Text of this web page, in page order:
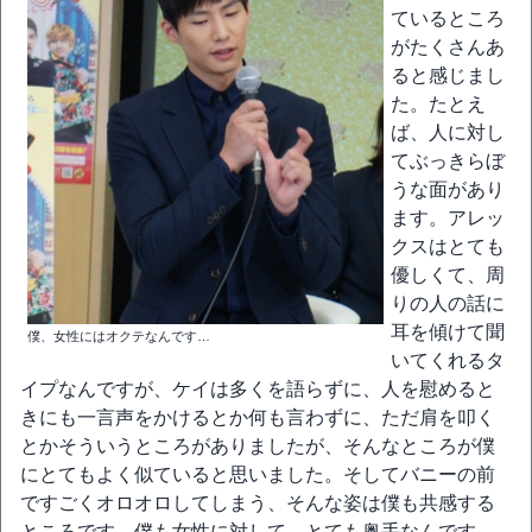
僕、女性にはオクテなんです…
ているところ
がたくさんあ
ると感じまし
た。たとえ
ば、人に対し
てぶっきらぼ
うな面があり
ます。アレッ
クスはとても
優しくて、周
りの人の話に
耳を傾けて聞
いてくれるタ
イプなんですが、ケイは多くを語らずに、人を慰めると
きにも一言声をかけるとか何も言わずに、ただ肩を叩く
とかそういうところがありましたが、そんなところが僕
にとてもよく似ていると思いました。そしてバニーの前
ですごくオロオロしてしまう、そんな姿は僕も共感する